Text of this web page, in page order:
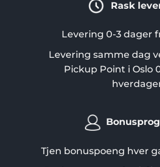
Rask
Levering 0-3 dager
Levering samme dag
Pickup Point i Oslo
Tjen bonuspoeng hver